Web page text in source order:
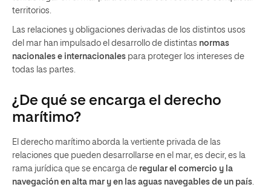
territorios.
Las relaciones y obligaciones derivadas de los distintos usos
del mar han impulsado el desarrollo de distintas normas
nacionales e internacionales para proteger los intereses de
todas las partes.
¿De qué se encarga el derecho
marítimo?
El derecho marítimo aborda la vertiente privada de las
relaciones que pueden desarrollarse en el mar, es decir, es la
rama jurídica que se encarga de regular el comercio y la
navegación en alta mar y en las aguas navegables de un país